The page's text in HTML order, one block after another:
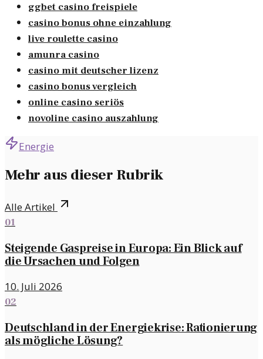
ggbet casino freispiele
casino bonus ohne einzahlung
live roulette casino
amunra casino
casino mit deutscher lizenz
casino bonus vergleich
online casino seriös
novoline casino auszahlung
Energie
Mehr aus dieser Rubrik
Alle Artikel
01
Steigende Gaspreise in Europa: Ein Blick auf
die Ursachen und Folgen
10. Juli 2026
02
Deutschland in der Energiekrise: Rationierung
als mögliche Lösung?